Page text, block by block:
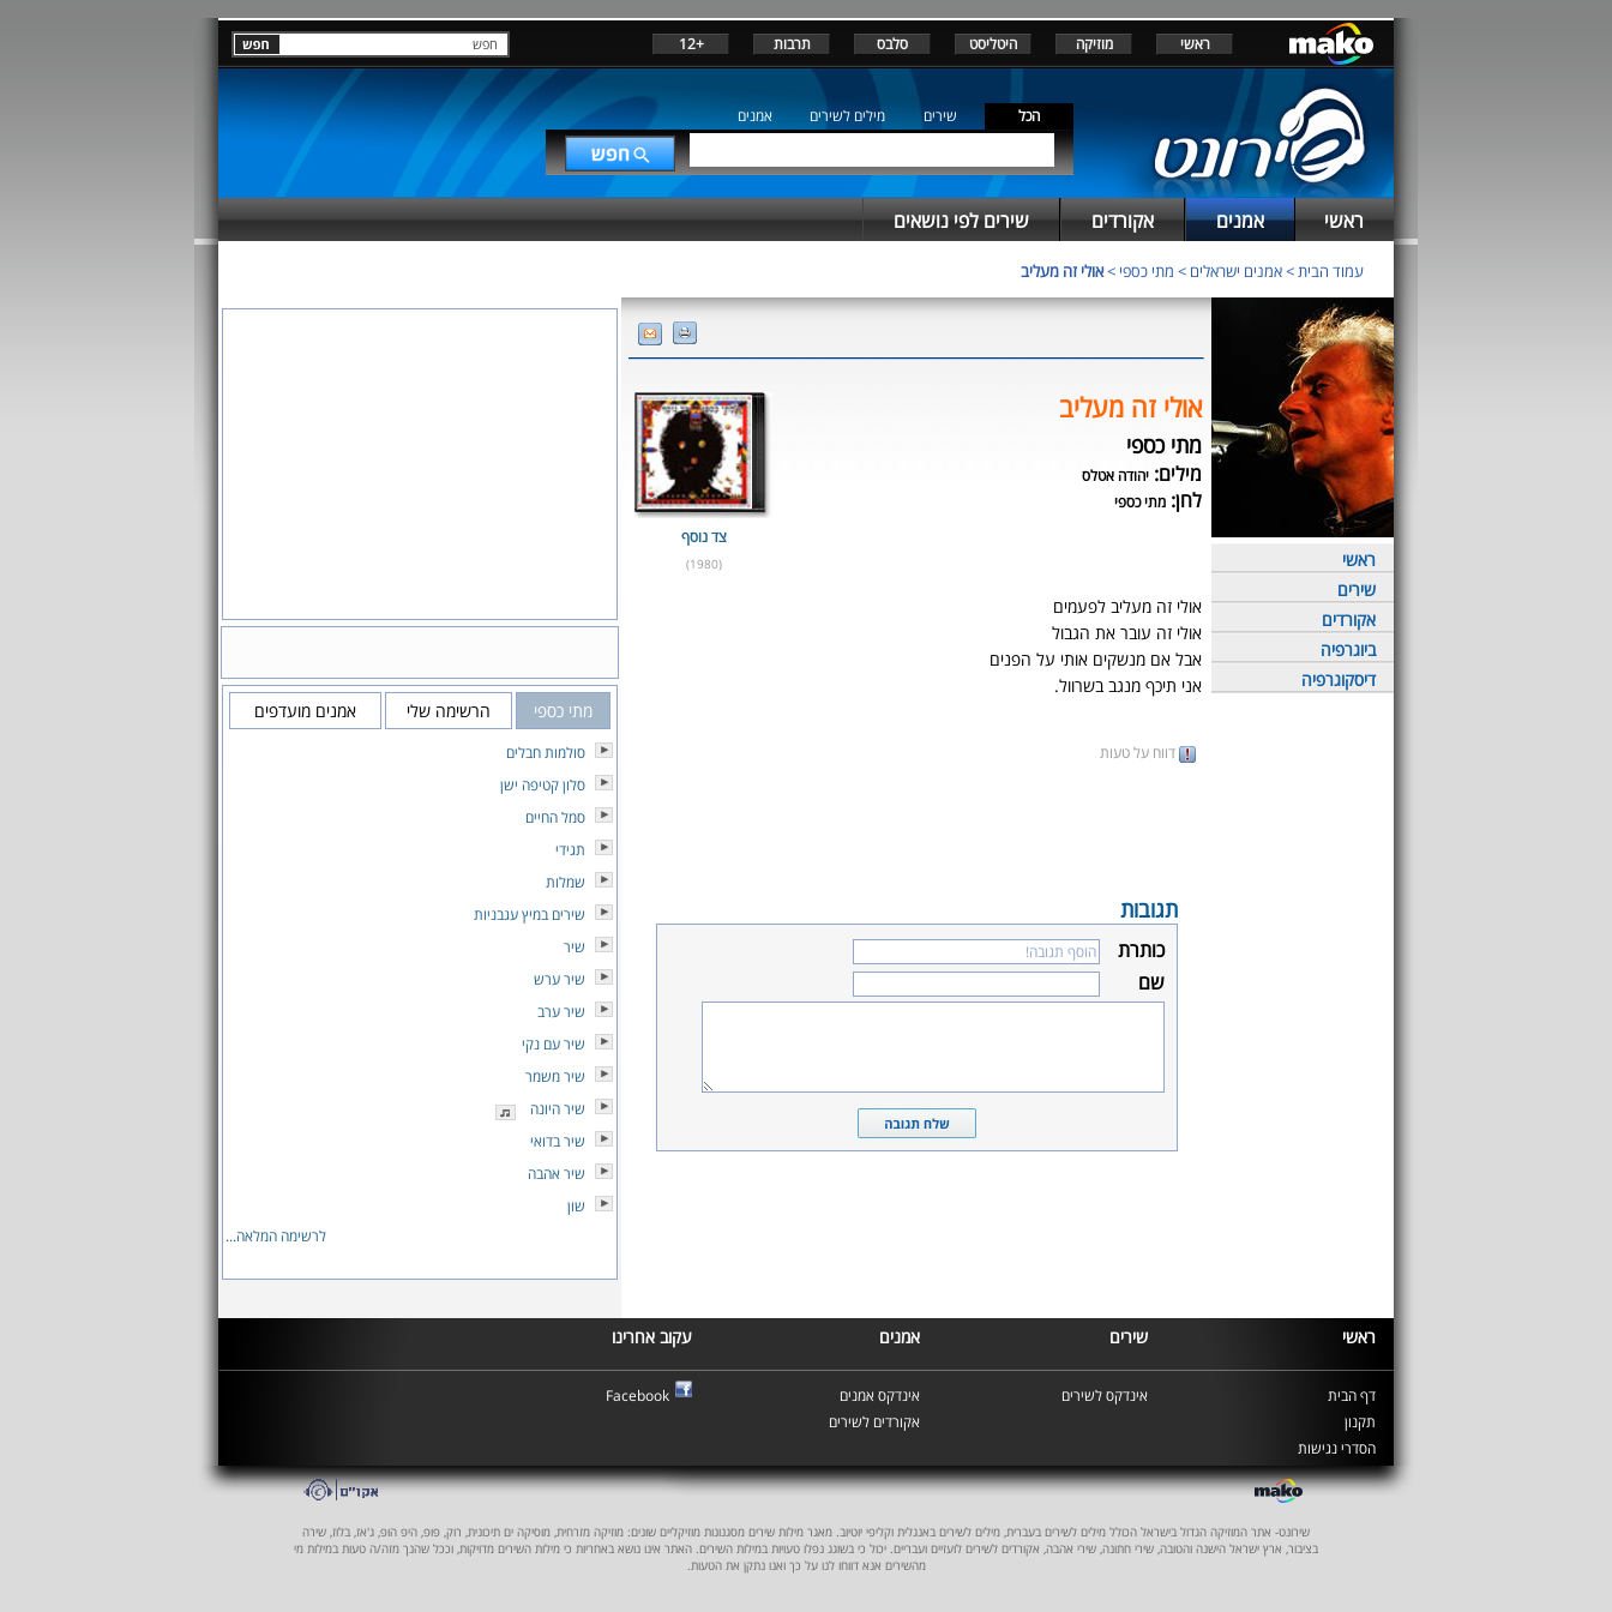
ראשי מוזיקה היטליסט סלבס תרבות +12
הכל שירים מילים לשירים אמנים
ראשי אמנים אקורדים שירים לפי נושאים
עמוד הבית>אמנים ישראלים > מתי כספי >אולי זה מעליב
ראשי
שירים
אקורדים
ביוגרפיה
דיסקוגרפיה
אולי זה מעליב
מתי כספי
מילים: יהודה אטלס
לחן: מתי כספי
אולי זה מעליב לפעמים
אולי זה עובר את הגבול
אבל אם מנשקים אותי על הפנים
אני תיכף מנגב בשרוול.
צד נוסף
(1980)
דווח על טעות
תגובות
כותרת
שם
מתי כספי הרשימה שלי אמנים מועדפים
סולמות חבלים
סלון קטיפה ישן
סמל החיים
תגידי
שמלות
שירים במיץ עגבניות
שיר
שיר ערש
שיר ערב
שיר עם נקי
שיר משמר
שיר היונה
שיר בדואי
שיר אהבה
שון
לרשימה המלאה...
ראשי שירים אמנים עקוב אחרינו
דף הבית
תקנון
הסדרי נגישות
אינדקס לשירים
אינדקס אמנים
אקורדים לשירים
Facebook
שירונט- אתר המוזיקה הגדול בישראל הכולל מילים לשירים בעברית, מילים לשירים באנגלית וקליפי יוטיוב. מאגר מילות שירים מסגנונות מוזיקליים שונים: מוזיקה מזרחית, מוסיקה ים תיכונית, רוק, פופ, היפ הופ, ג'אז, בלוז, שירה
בציבור, ארץ ישראל הישנה והטובה, שירי חתונה, שירי אהבה, אקורדים לשירים לועזיים ועבריים. יכול כי בשוגג נפלו טעויות במילות השירים. האתר אינו נושא באחריות כי מילות השירים מדויקות, וככל שהנך מזה/ה טעות במילות מי
מהשירים אנא דווחו לנו על כך ואנו נתקן את הטעות.